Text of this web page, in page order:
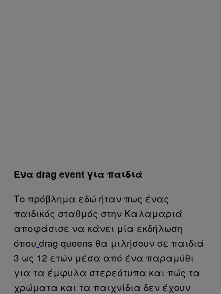
Ένα drag event για παιδιά
Το πρόβλημα εδώ ήταν πως ένας
παιδικός σταθμός στην Καλαμαριά
αποφάσισε να κάνει μία εκδήλωση
όπου drag queens θα μιλήσουν σε παιδιά
3 ως 12 ετών μέσα από ένα παραμύθι
για τα έμφυλα στερεότυπα και πώς τα
χρώματα και τα παιχνίδια δεν έχουν